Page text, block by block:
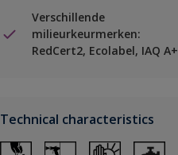
Verschillende
milieurkeurmerken:
RedCert2, Ecolabel, IAQ A+
Technical characteristics